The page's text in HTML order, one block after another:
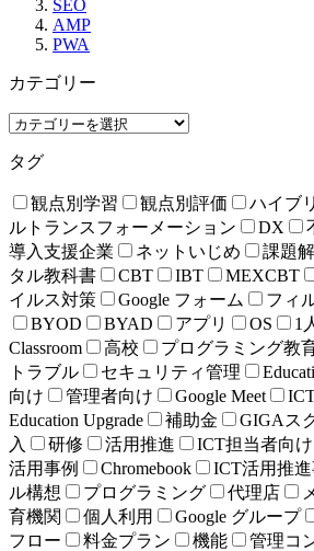
SEO
AMP
PWA
カテゴリー
タグ
観点別学習 観点別評価 ハイブ
ルトランスフォーメーション
DX
導入支援企業
ネットいじめ 課題
タル教科書
CBT IBT MEXCBT
イルス対策
Google フォーム フィ
BYOD
BYAD アプリ OS 1
Classroom
高校 プログラミング教
トラブル
セキュリティ管理
向け
管理者向け Google Meet
Education Upgrade
補助金 GIGAス
入
研修 活用推進 ICT担当者向け
活用事例
Chromebook ICT活用推
ル構想
プログラミング 代理店
育機関
個人利用 Google グループ
フロー
料金プラン 機能 管理コ